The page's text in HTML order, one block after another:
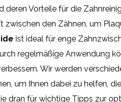
deren Vorteile für die
den Zähnen, um
ist ideal für enge
regelmäßige Anwendung
Wir werden
um Ihnen dabei zu helfen,
dran für wichtige Tipps zur